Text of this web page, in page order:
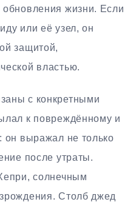
жизни. Если
или её узел, он
защитой,
властью.
с конкретными
к повреждённому и
он выражал не только
после утраты.
солнечным
Столб джед